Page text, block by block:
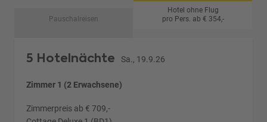
Pauschalreisen
Hotel ohne Flug
pro Pers. ab € 354,-
5 Hotelnächte Sa., 19.9.26
Zimmer 1 (2 Erwachsene)
Zimmerpreis ab € 709,-